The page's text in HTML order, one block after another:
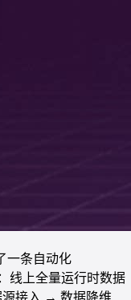
一条自动化
线上全量运行时数据